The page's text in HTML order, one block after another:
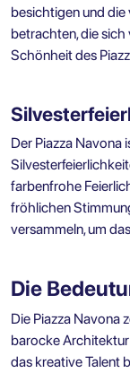
besichtigen und
betrachten, die
Schönheit des
Der Piazza Navona
farbenfrohe
fröhlichen
versammeln, um
Die
Die Piazza Navona
barocke
das kreative Talent